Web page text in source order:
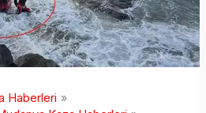
Haberleri